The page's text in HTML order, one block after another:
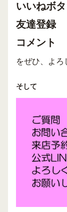
いいねボ
友達登録
コメント
をぜひ、よろ
そして